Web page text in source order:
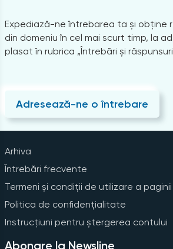
Expediază-ne întrebarea ta și obține
din domeniu în cel mai scurt timp, la
plasat în rubrica „Întrebări și
Adresează-ne o întrebare
Arhiva
Întrebări frecvente
Termeni și condiții de utilizare a paginii
Politica de confidențialitate
Instrucțiuni pentru ștergerea contului
Abonare la Newsline